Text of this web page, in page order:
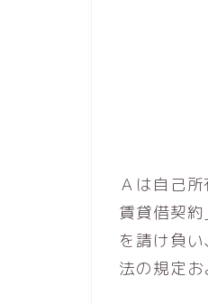
Ａは自己
賃貸借契
を請け負
法の規定お